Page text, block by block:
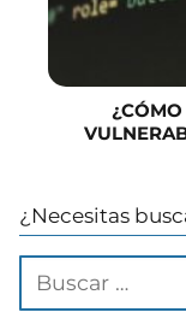
¿Necesitas